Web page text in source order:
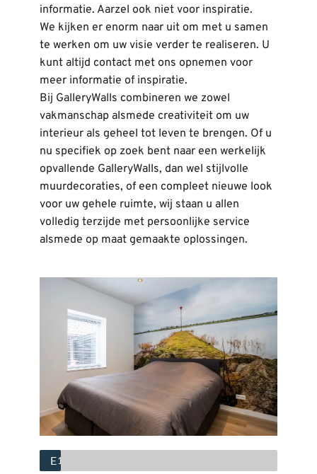
informatie. Aarzel ook niet voor inspiratie.
We kijken er enorm naar uit om met u samen
te werken om uw visie verder te realiseren. U
kunt altijd contact met ons opnemen voor
meer informatie of inspiratie.
Bij GalleryWalls combineren we zowel
vakmanschap alsmede creativiteit om uw
interieur als geheel tot leven te brengen. Of u
nu specifiek op zoek bent naar een werkelijk
opvallende GalleryWalls, dan wel stijlvolle
muurdecoraties, of een compleet nieuwe look
voor uw gehele ruimte, wij staan u allen
volledig terzijde met persoonlijke service
alsmede op maat gemaakte oplossingen.
Eigen grafisch ontwerper en dtp'er100%